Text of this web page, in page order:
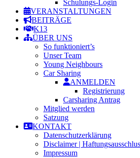
Schulungs-Login
VERANSTALTUNGEN
BEITRÄGE
K13
ÜBER UNS
So funktioniert’s
Unser Team
Young Neighbours
Car Sharing
ANMELDEN
Registrierung
Carsharing Antrag
Mitglied werden
Satzung
KONTAKT
Datenschutzerklärung
Disclaimer |
Impressum